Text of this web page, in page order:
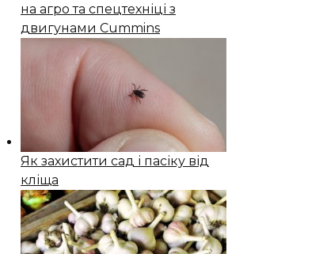
на агро та спецтехніці з
двигунами Cummins
Як захистити сад і пасіку від
кліща